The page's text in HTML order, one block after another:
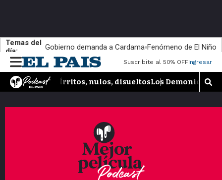
Temas del
día:
Gobierno demanda a Cardama Fenómeno de El Niño
M
e
n
u
Suscribite al 50% OFFIngresar
Írritos, nulos, disueltosLos DemoniosM
o
s